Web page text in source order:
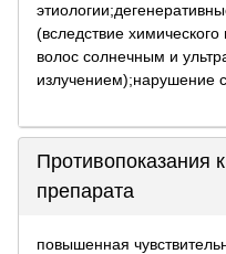
(вследствие
волос солнечным и
излучением);нарушение
Противопоказания
препарата
повышенная